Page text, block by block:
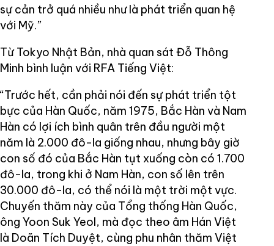
sự cản trở quá nhiều như là phát triển quan hệ
với Mỹ.”
Từ Tokyo Nhật Bản, nhà quan sát Đỗ Thông
Minh bình luận với RFA Tiếng Việt:
“Trước hết, cần phải nói đến sự phát triển tột
bực của Hàn Quốc, năm 1975, Bắc Hàn và Nam
Hàn có lợi ích bình quân trên đầu người một
năm là 2.000 đô-la giống nhau, nhưng bây giờ
con số đó của Bắc Hàn tụt xuống còn có 1.700
đô-la, trong khi ở Nam Hàn, con số lên trên
30.000 đô-la, có thể nói là một trời một vực.
Chuyến thăm này của Tổng thống Hàn Quốc,
ông Yoon Suk Yeol, mà đọc theo âm Hán Việt
là Doãn Tích Duyệt, cùng phu nhân thăm Việt